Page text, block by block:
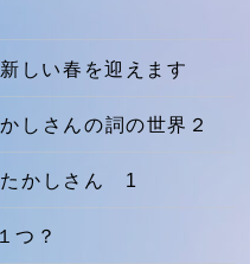
しい春を迎えます
しさんの詞の世界２
たかしさん 1
つ？